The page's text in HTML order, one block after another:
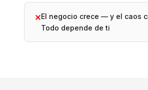
✕El negocio crece — y el caos
Todo depende de ti